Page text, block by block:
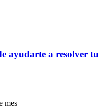
ayudarte a resolver tu
mes